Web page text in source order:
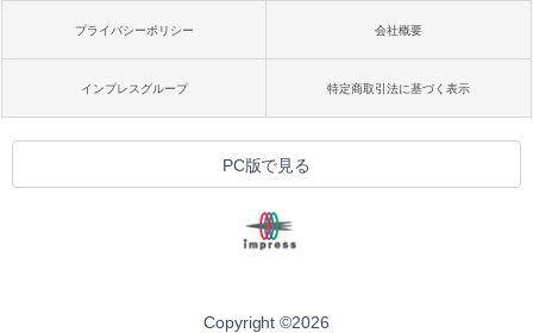
プライバシーポリシー 会社概要
インプレスグループ 特定商取引法に基づく表示
PC版で見る
Copyright ©2026